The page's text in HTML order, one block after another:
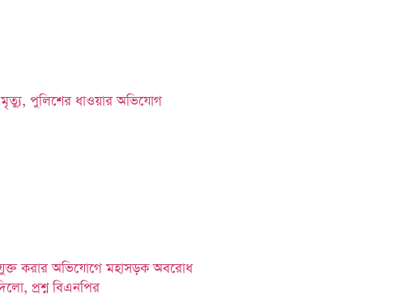
মৃত্যু, পুলিশের ধাওয়ার অভিযোগ
যুক্ত করার অভিযোগে মহাসড়ক অবরোধ
প্রশ্ন বিএনপির